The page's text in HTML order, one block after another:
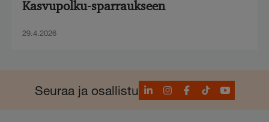
Kasvupolku-sparraukseen
29.4.2026
Seuraa ja osallistuLinkedInInstagram
Facebook
TikTokYouTube